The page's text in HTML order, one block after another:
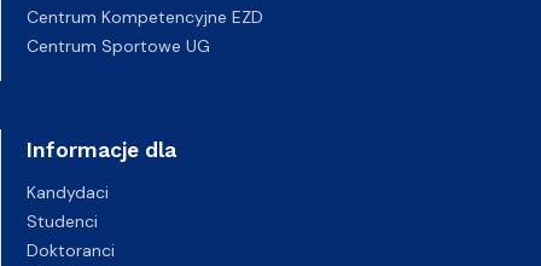
Centrum Kompetencyjne EZD
Centrum Sportowe UG
Informacje dla
Kandydaci
Studenci
Doktoranci